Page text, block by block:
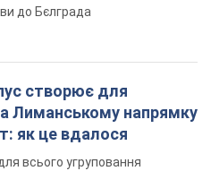
до Бєлграда
створює для
Лиманському напрямку
як це вдалося
всього угруповання